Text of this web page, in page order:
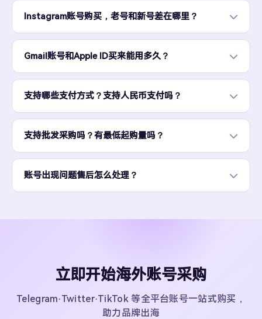
Instagram账号购买，老号和新号差在哪里？
Gmail账号和Apple ID买来能用多久？
支持哪些支付方式？支持人民币支付吗？
支持批发采购吗？有最低起购量吗？
账号出现问题售后怎么处理？
立即开始海外账号采购
Telegram·Twitter·TikTok 等全平台账号一站式购买，
助力品牌出海